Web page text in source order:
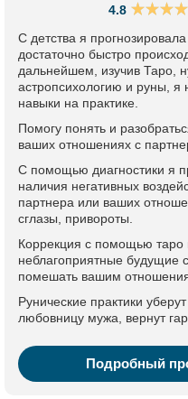
4.8
С детства я
достаточно быстро
дальнейшем, изучив Таро,
астропсихологию и руны, я
навыки на практике.
Помогу понять и
ваших отношениях с
С помощью диагностики я
наличия негативных
партнера или ваших
сглазы, привороты.
Коррекция с помощью таро
неблагоприятные будущие
помешать вашим
Рунические практики
любовницу мужа, вернут
Подробный